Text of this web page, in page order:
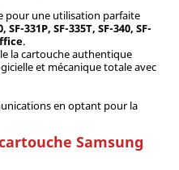
pour une utilisation parfaite
SF-331P, SF-335T, SF-340, SF-
.
la cartouche authentique
et mécanique totale avec
en optant pour la
Samsung